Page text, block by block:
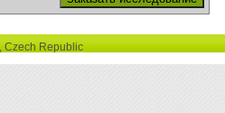
Czech Republic